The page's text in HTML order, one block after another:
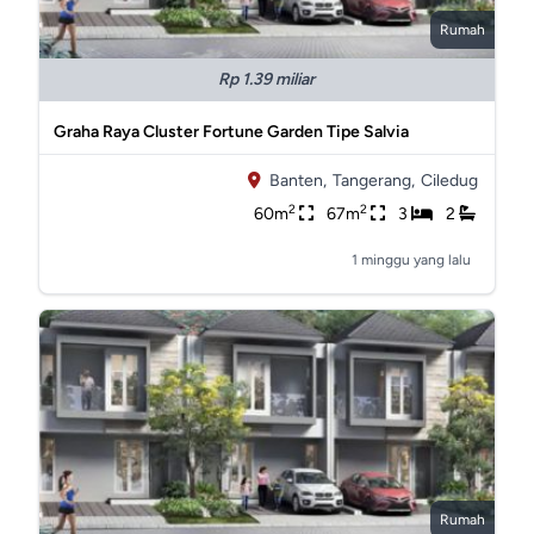
Rumah
Rp 1.39 miliar
Graha Raya Cluster Fortune Garden Tipe Salvia
Banten, Tangerang, Ciledug
60m2 67m2 3 2
1 minggu yang lalu
Rumah